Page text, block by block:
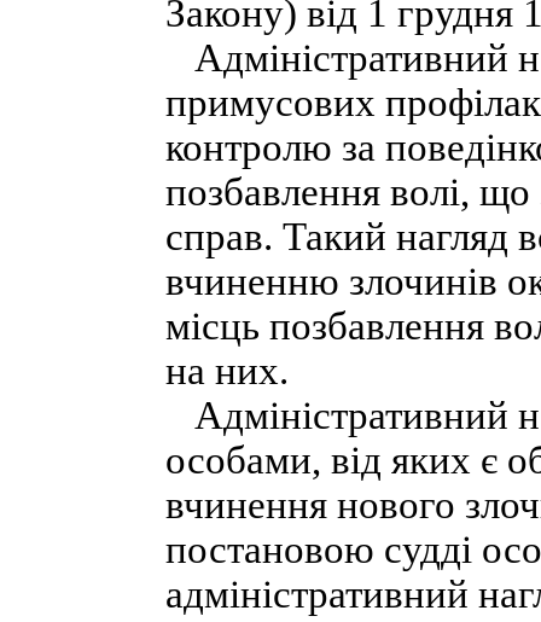
Закону) від 1 грудня
Адміністративний
примусових
контролю за
позбавлення волі,
справ. Такий нагляд
вчиненню злочинів
місць позбавлення
на них.
Адміністративний
особами, від яких є
вчинення нового
постановою судді
адміністративний